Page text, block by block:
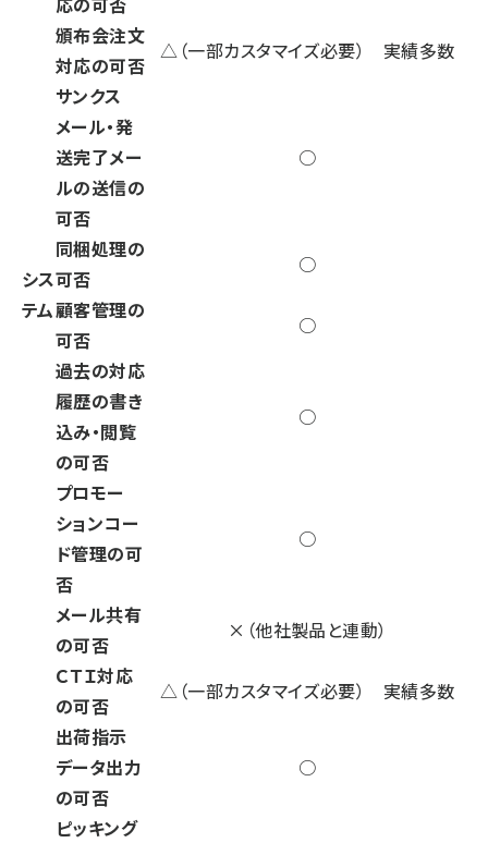
シス
テム
頒布会注文
対応の可否
△（一部カスタマイズ必要） 実績多数
サンクス
メール・発
送完了メー
ルの送信の
可否
○
同梱処理の
可否
○
顧客管理の
可否
○
過去の対応
履歴の書き
込み・閲覧
の可否
○
プロモー
ションコー
ド管理の可
否
○
メール共有
の可否
×（他社製品と連動）
ＣＴＩ対応
の可否
△（一部カスタマイズ必要） 実績多数
出荷指示
データ出力
の可否
○
ピッキング